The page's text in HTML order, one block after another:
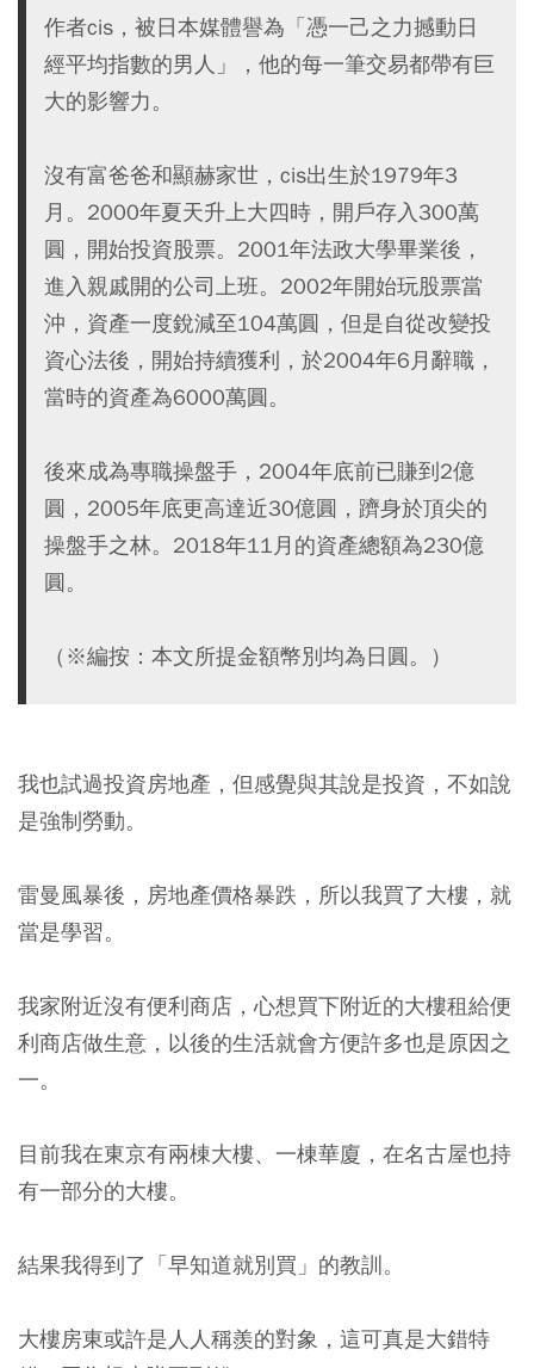
作者cis，被日本媒體譽為「憑一己之力撼動日
經平均指數的男人」，他的每一筆交易都帶有巨
大的影響力。
沒有富爸爸和顯赫家世，cis出生於1979年3
月。2000年夏天升上大四時，開戶存入300萬
圓，開始投資股票。2001年法政大學畢業後，
進入親戚開的公司上班。2002年開始玩股票當
沖，資產一度銳減至104萬圓，但是自從改變投
資心法後，開始持續獲利，於2004年6月辭職，
當時的資產為6000萬圓。
後來成為專職操盤手，2004年底前已賺到2億
圓，2005年底更高達近30億圓，躋身於頂尖的
操盤手之林。2018年11月的資產總額為230億
圓。
（※編按：本文所提金額幣別均為日圓。）
我也試過投資房地產，但感覺與其說是投資，不如說
是強制勞動。
雷曼風暴後，房地產價格暴跌，所以我買了大樓，就
當是學習。
我家附近沒有便利商店，心想買下附近的大樓租給便
利商店做生意，以後的生活就會方便許多也是原因之
一。
目前我在東京有兩棟大樓、一棟華廈，在名古屋也持
有一部分的大樓。
結果我得到了「早知道就別買」的教訓。
大樓房東或許是人人稱羨的對象，這可真是大錯特